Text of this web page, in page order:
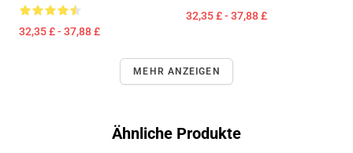
32,35 £ - 37,88 £
32,35 £ - 37,88 £
MEHR ANZEIGEN
Ähnliche Produkte